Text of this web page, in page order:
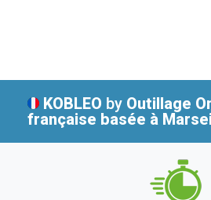
KOBLEO by Outillage
française basée à